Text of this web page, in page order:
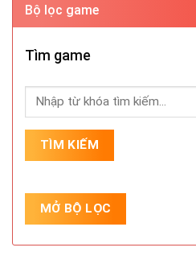
Bộ lọc game
Tìm game